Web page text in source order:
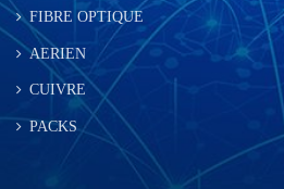
FIBRE OPTIQUE
AERIEN
CUIVRE
PACKS